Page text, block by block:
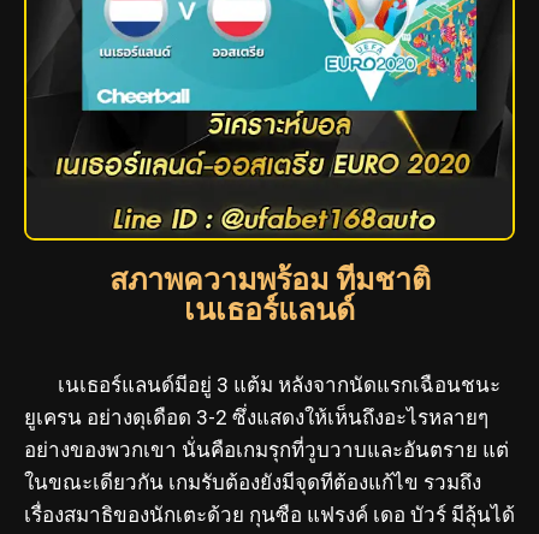
สภาพความพร้อม ทีมชาติ
เนเธอร์แลนด์
เนเธอร์แลนด์มีอยู่ 3 แต้ม หลังจากนัดแรกเฉือนชนะ
ยูเครน อย่างดุเดือด 3-2 ซึ่งแสดงให้เห็นถึงอะไรหลายๆ
อย่างของพวกเขา นั่นคือเกมรุกที่วูบวาบและอันตราย แต่
ในขณะเดียวกัน เกมรับต้องยังมีจุดทีต้องแก้ไข รวมถึง
เรื่องสมาธิของนักเตะด้วย กุนซือ แฟรงค์ เดอ บัวร์ มีลุ้นได้